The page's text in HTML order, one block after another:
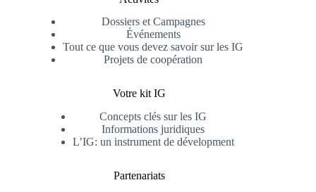
Dossiers et Campagnes
Événements
Tout ce que vous devez savoir sur les IG
Projets de coopération
Votre kit IG
Concepts clés sur les IG
Informations juridiques
L’IG: un instrument de dévelopment
Partenariats